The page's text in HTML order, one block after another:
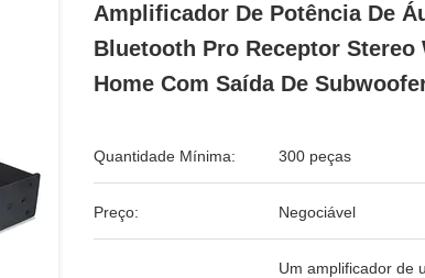
Amplificador De Potência De
Bluetooth Pro Receptor Stereo
Home Com Saída De
Quantidade Mínima: 300 peças
Preço: Negociável
Um amplificador de